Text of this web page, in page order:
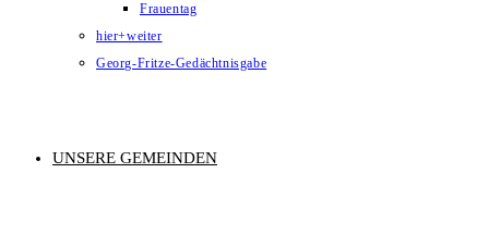
Frauentag
hier+weiter
Georg-Fritze-Gedächtnisgabe
UNSERE GEMEINDEN